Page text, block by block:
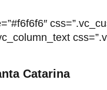
Catarina